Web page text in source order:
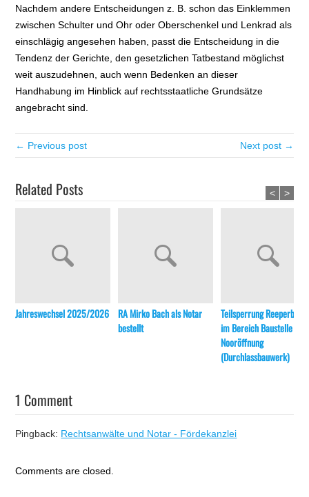
Nachdem andere Entscheidungen z. B. schon das Einklemmen
zwischen Schulter und Ohr oder Oberschenkel und Lenkrad als
einschlägig angesehen haben, passt die Entscheidung in die
Tendenz der Gerichte, den gesetzlichen Tatbestand möglichst
weit auszudehnen, auch wenn Bedenken an dieser
Handhabung im Hinblick auf rechtsstaatliche Grundsätze
angebracht sind.
← Previous post Next post →
Related Posts
Jahreswechsel 2025/2026
RA Mirko Bach als Notar
bestellt
Teilsperrung Reeperbahn
im Bereich Baustelle
Nooröffnung
(Durchlassbauwerk)
< >
1 Comment
Pingback: Rechtsanwälte und Notar - Fördekanzlei
Comments are closed.